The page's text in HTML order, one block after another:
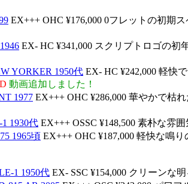
EX+++ OHC ¥176,000 0フレットの初期
EX- HC ¥341,000 スクリプトロゴの
YORKER 1950代 EX- HC ¥242,000 軽快
動画追加しました！
1977 EX+++ OHC ¥286,000 華やかで枯
1930代 EX+++ OSSC ¥148,500 素朴な雰
1965頃 EX+++ OHC ¥187,000 軽快な鳴
1 1950代 EX- SSC ¥154,000 クリーンな